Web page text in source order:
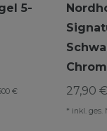
5-
€
27,90
* inkl. ges.